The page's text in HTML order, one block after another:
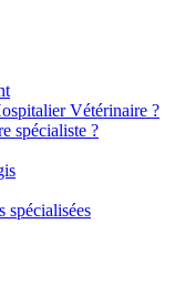
Vétérinaire ?
spécialiste ?
spécialisées